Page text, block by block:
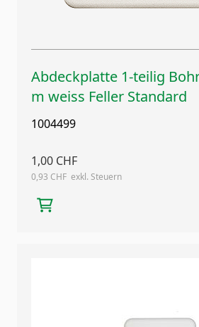
Abdeckplatte 1-teilig
m weiss Feller Standard
1004499
1,00 CHF
0,93 CHF